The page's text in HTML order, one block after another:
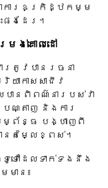
ការឧក្រិដ្ឋកម្ម
ផងដែរ។
ង់គោលដៅ
ាត្រូវបានរចនា
ាកាសសាជីវ
ានពិពណ៌នារបស់វា
បណ្តាញ និងការ
ម្ព័ន្ធ បង្ហាញពី
ានតម្លៃខ្ពស់។
ទៅដែលទាក់ទងនឹង
មមាន៖